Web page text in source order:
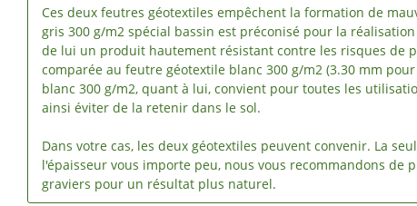
Ces deux feutres géotextiles empêchent la formation de
gris 300 g/m2 spécial bassin est préconisé pour la
de lui un produit hautement résistant contre les risques de
comparée au feutre géotextile blanc 300 g/m2 (3.30 mm
blanc 300 g/m2, quant à lui, convient pour toutes les
ainsi éviter de la retenir dans le sol.
Dans votre cas, les deux géotextiles peuvent convenir. La
l'épaisseur vous importe peu, nous vous recommandons
graviers pour un résultat plus naturel.